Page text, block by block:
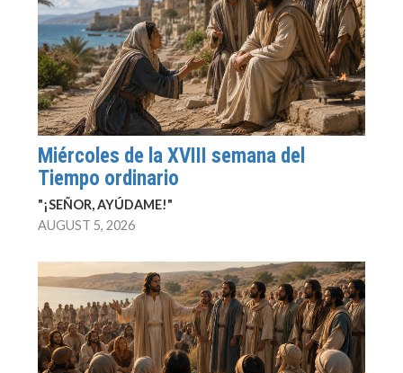
Miércoles de la XVIII semana del
Tiempo ordinario
"¡SEÑOR, AYÚDAME!"
AUGUST 5, 2026